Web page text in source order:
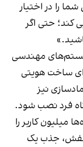
را در اختیار
کند؛ حتی اگر
مهندسی
ساخت هویتی
نیز
فرد نصب شود.
میلیون کاربر را
جذب یک